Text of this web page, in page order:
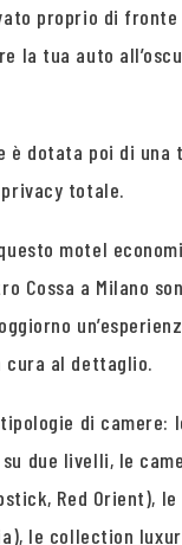
proprio di fronte
la tua auto
è dotata poi di una
totale.
motel
Cossa a Milano
cura al dettaglio.
di camere:
due livelli, le
Red Orient),
le collection